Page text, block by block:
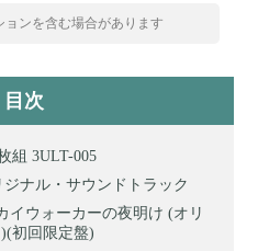
ンを含む場合があります
目次
組 3ULT-005
ナル・サウンドトラック
イウォーカーの夜明け (オリ
初回限定盤)